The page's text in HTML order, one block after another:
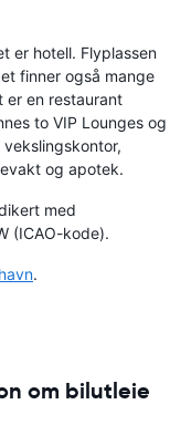
er hotell. Flyplassen
finner også mange
er en restaurant
to VIP Lounges og
og apotek.
med
(ICAO-kode).
.
om bilutleie